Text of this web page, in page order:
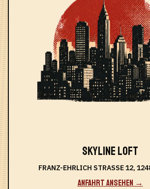
SKYLINE LOFT
FRANZ-EHRLICH STRASSE 12,
ANFAHRT ANSEHEN →